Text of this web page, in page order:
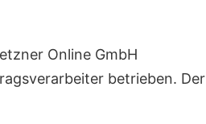
Online GmbH
betrieben. Der